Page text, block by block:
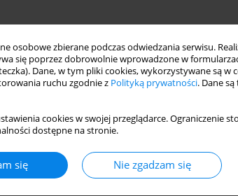
osobowe zbierane podczas odwiedzania serwisu.
się poprzez dobrowolnie wprowadzone w
Dane, w tym pliki cookies, wykorzystywane są
ruchu zgodnie z Polityką prywatności. Dane
cookies w swojej przeglądarce. Ograniczenie
dostępne na stronie.
się Nie zgadzam się